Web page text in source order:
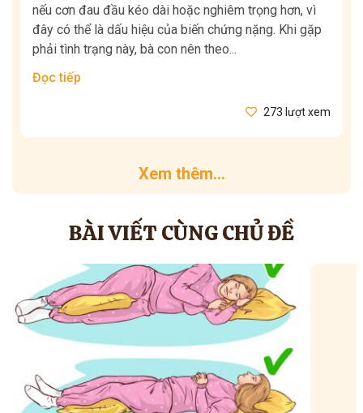
nếu cơn đau đầu kéo dài hoặc nghiêm trọng hơn, vì
đây có thể là dấu hiệu của biến chứng nặng. Khi gặp
phải tình trạng này, bà con nên theo...
Đọc tiếp
273 lượt xem
Xem thêm...
BÀI VIẾT CÙNG CHỦ ĐỀ